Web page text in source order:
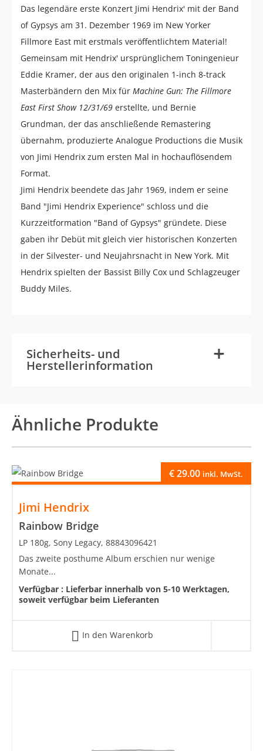
Das legendäre erste Konzert Jimi Hendrix' mit der Band
of Gypsys am 31. Dezember 1969 im New Yorker
Fillmore East mit erstmals veröffentlichtem Material!
Gemeinsam mit Hendrix' ursprünglichem Toningenieur
Eddie Kramer, der aus den originalen 1-inch 8-track
Masterbändern den Mix für Machine Gun: The Fillmore
East First Show 12/31/69 erstellte, und Bernie
Grundman, der das anschließende Remastering
übernahm, produzierte Analogue Productions die Musik
von Jimi Hendrix zum ersten Mal in hochauflösendem
Format.
Jimi Hendrix beendete das Jahr 1969, indem er seine
Band "Jimi Hendrix Experience" schloss und die
Kurzzeitformation "Band of Gypsys" gründete. Diese
gaben ihr Debüt mit gleich vier historischen Konzerten
in der Silvester- und Neujahrsnacht in New York. Mit
Hendrix spielten der Bassist Billy Cox und Schlagzeuger
Buddy Miles.
Sicherheits- und
Herstellerinformation +
-
Ähnliche Produkte
Jimi Hendrix
Rainbow Bridge
€29.00 inkl. MwSt.
LP 180g, Sony Legacy, 88843096421
Das zweite posthume Album erschien nur wenige
Monate...
Verfügbar : Lieferbar innerhalb von 5-10 Werktagen,
soweit verfügbar beim Lieferanten
In den Warenkorb